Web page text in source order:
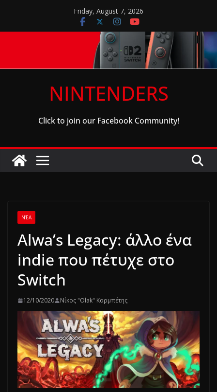
content
Friday, August 7, 2026
NINTENDERS
Click to join our Facebook Community!
ΝΈΑ
Alwa’s Legacy: άλλο ένα
indie που πέτυχε στο
Switch
12/10/2020 Νίκος "Olak" Κορμπέτης